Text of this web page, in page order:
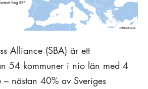
Alliance (SBA) är ett
54 kommuner i nio län med 4
nästan 40% av Sveriges